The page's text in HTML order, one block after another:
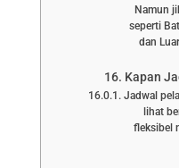
Namun
seperti
dan
Kapan
Jadwal
lihat
fleksibel